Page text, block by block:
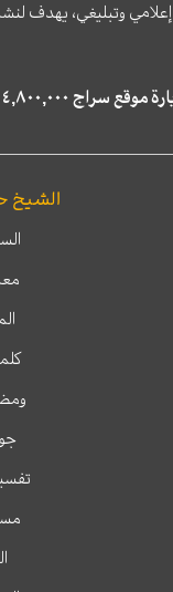
إعلامي وتبليغي، يهدف
الستة أشهر الماضية، كما ظهر في نتائج البحث في محركات البحث٢٢,٢٩٠,٠٠٠ مرّة.
الشيخ